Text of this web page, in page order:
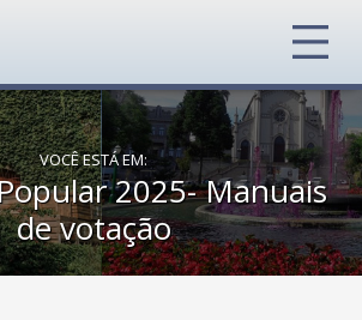
VOCÊ ESTÁ EM:
2025- Manuais
de votação